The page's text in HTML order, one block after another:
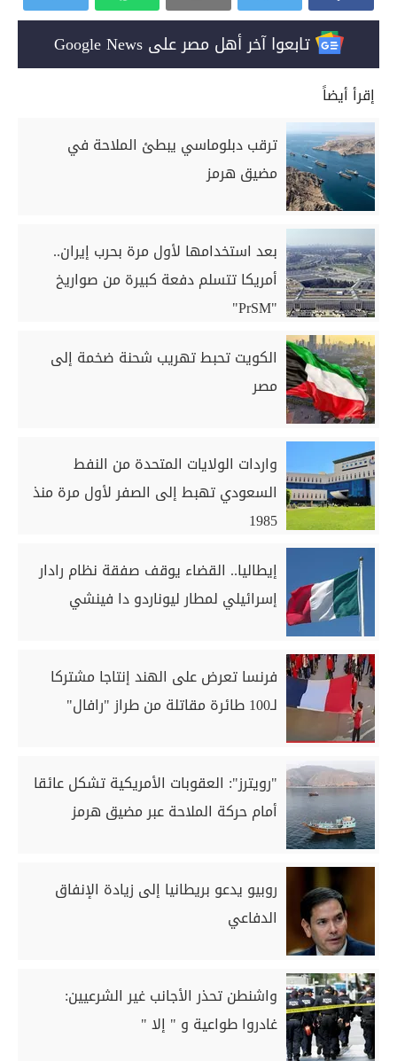
تابعوا آخر أهل مصر على Google News
إقرأ أيضاً
ترقب دبلوماسي يبطئ الملاحة في
مضيق هرمز
بعد استخدامها لأول مرة بحرب إيران..
أمريكا تتسلم دفعة كبيرة من صواريخ
"PrSM"
الكويت تحبط تهريب شحنة ضخمة إلى
مصر
واردات الولايات المتحدة من النفط
السعودي تهبط إلى الصفر لأول مرة منذ
1985
إيطاليا.. القضاء يوقف صفقة نظام رادار
إسرائيلي لمطار ليوناردو دا فينشي
فرنسا تعرض على الهند إنتاجا مشتركا
لـ100 طائرة مقاتلة من طراز "رافال"
"رويترز": العقوبات الأمريكية تشكل عائقا
أمام حركة الملاحة عبر مضيق هرمز
روبيو يدعو بريطانيا إلى زيادة الإنفاق
الدفاعي
واشنطن تحذر الأجانب غير الشرعيين:
غادروا طواعية و " إلا "